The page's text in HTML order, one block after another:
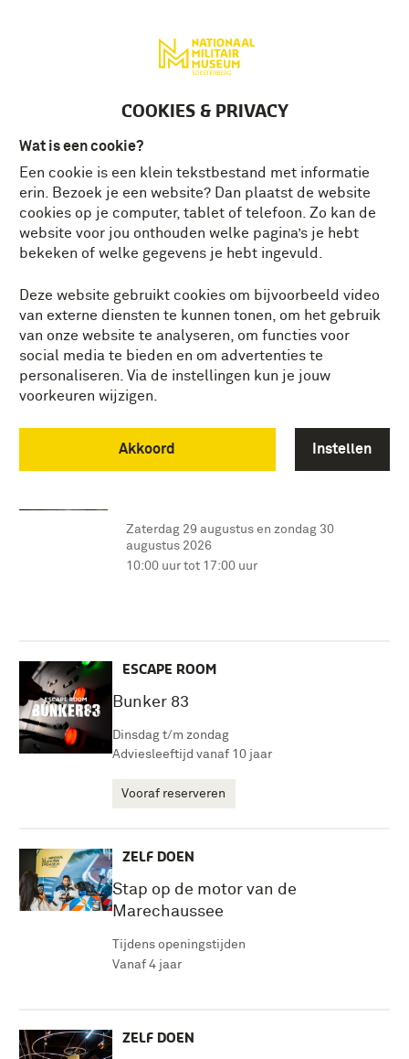
COOKIES & PRIVACY
Wat is een cookie?
Een cookie is een klein tekstbestand met informatie
erin. Bezoek je een website? Dan plaatst de website
cookies op je computer, tablet of telefoon. Zo kan de
website voor jou onthouden welke pagina’s je hebt
bekeken of welke gegevens je hebt ingevuld.
Deze website gebruikt cookies om bijvoorbeeld video
van externe diensten te kunnen tonen, om het gebruik
van onze website te analyseren, om functies voor
social media te bieden en om advertenties te
personaliseren. Via de instellingen kun je jouw
voorkeuren wijzigen.
Akkoord Instellen
SOME
HIDDEN
TITLE
HERE!
Alles Actie Beleving Demonstratie
Escape room Evenement Te zien
Zelf doen
Kies een datum
Soesterberg Zomeroffensief
Zaterdag 29 augustus en zondag 30
augustus 2026
10:00 uur tot 17:00 uur
ESCAPE ROOM
Bunker 83
Dinsdag t/m zondag
Adviesleeftijd vanaf 10 jaar
Vooraf reserveren
ZELF DOEN
Stap op de motor van de
Marechaussee
Tijdens openingstijden
Vanaf 4 jaar
ZELF DOEN